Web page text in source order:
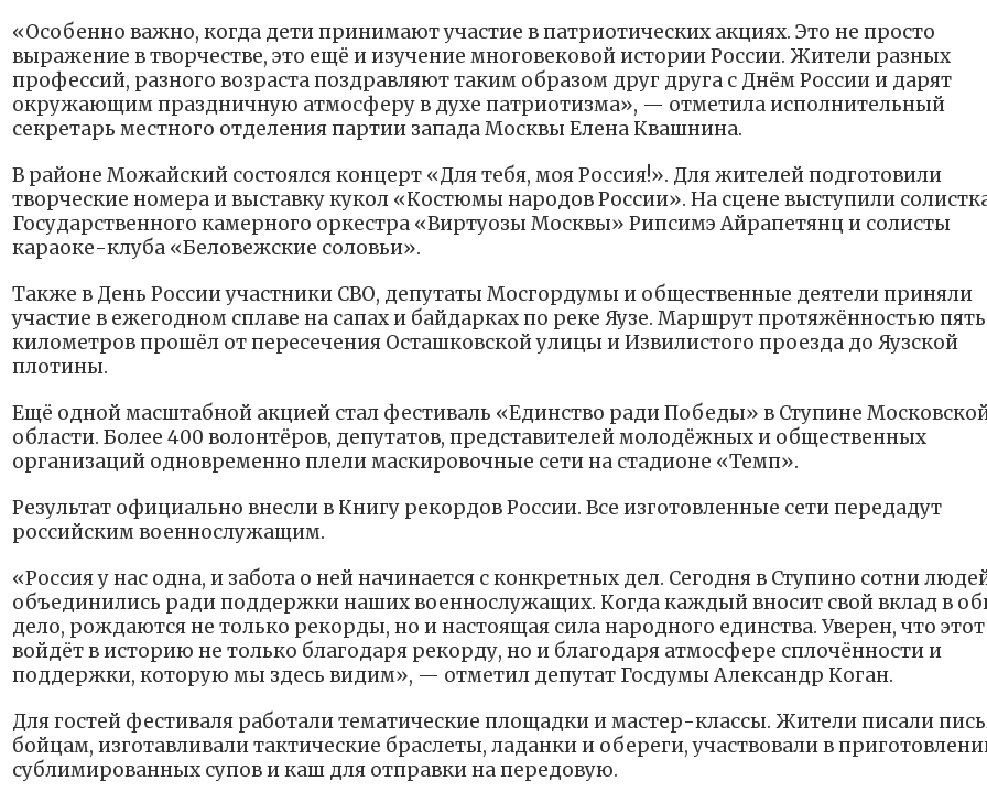
«Особенно важно, когда дети принимают участие в патриотических акциях. Это не просто
выражение в творчестве, это ещё и изучение многовековой истории России. Жители разных
профессий, разного возраста поздравляют таким образом друг друга с Днём России и дарят
окружающим праздничную атмосферу в духе патриотизма», — отметила исполнительный
секретарь местного отделения партии запада Москвы Елена Квашнина.
В районе Можайский состоялся концерт «Для тебя, моя Россия!». Для жителей подготовили
творческие номера и выставку кукол «Костюмы народов России». На сцене выступили
Государственного камерного оркестра «Виртуозы Москвы» Рипсимэ Айрапетянц и солисты
караоке-клуба «Беловежские соловьи».
Также в День России участники СВО, депутаты Мосгордумы и общественные деятели приняли
участие в ежегодном сплаве на сапах и байдарках по реке Яузе. Маршрут протяжённостью пять
километров прошёл от пересечения Осташковской улицы и Извилистого проезда до Яузской
плотины.
Ещё одной масштабной акцией стал фестиваль «Единство ради Победы» в Ступине
области. Более 400 волонтёров, депутатов, представителей молодёжных и общественных
организаций одновременно плели маскировочные сети на стадионе «Темп».
Результат официально внесли в Книгу рекордов России. Все изготовленные сети передадут
российским военнослужащим.
«Россия у нас одна, и забота о ней начинается с конкретных дел. Сегодня в Ступино сотни
объединились ради поддержки наших военнослужащих. Когда каждый вносит свой вклад в
дело, рождаются не только рекорды, но и настоящая сила народного единства. Уверен, что
войдёт в историю не только благодаря рекорду, но и благодаря атмосфере сплочённости и
поддержки, которую мы здесь видим», — отметил депутат Госдумы Александр Коган.
Для гостей фестиваля работали тематические площадки и мастер-классы. Жители писали
бойцам, изготавливали тактические браслеты, ладанки и обереги, участвовали в
сублимированных супов и каш для отправки на передовую.